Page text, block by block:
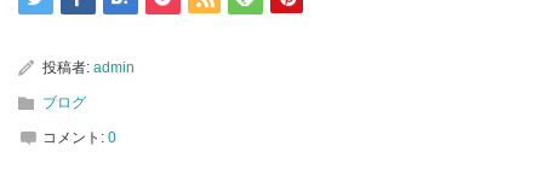
投稿者: admin
ブログ
コメント: 0